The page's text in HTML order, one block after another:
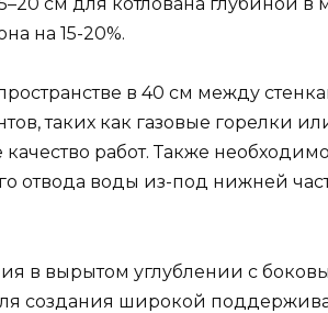
на 15-20%.
в 40 см между
таких как газовые горелки
работ. Также
отвода воды из-под нижней
в вырытом углублении с
создания широкой